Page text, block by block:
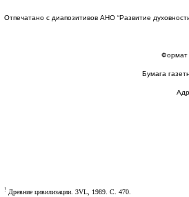
Отпечатано с диапозитивов АНО “Развитие
Формат
Бумага
! Древние цивилизации. 3VL, 1989. С. 470.